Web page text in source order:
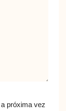
próxima vez